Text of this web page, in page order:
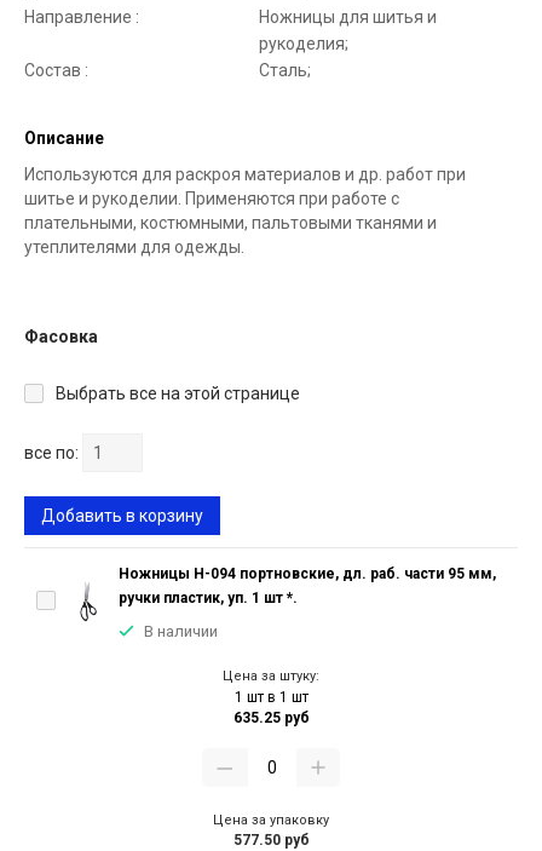
Направление :
Ножницы для шитья и
рукоделия;
Состав :
Сталь;
Описание
Используются для раскроя материалов и др. работ при
шитье и рукоделии. Применяются при работе с
плательными, костюмными, пальтовыми тканями и
утеплителями для одежды.
Фасовка
Выбрать все на этой странице
все по:
Добавить в корзину
Ножницы Н-094 портновские, дл. раб. части 95 мм,
ручки пластик, уп. 1 шт *.
В наличии
Цена за штуку:
1 шт в 1 шт
635.25 руб
Цена за упаковку
577.50 руб